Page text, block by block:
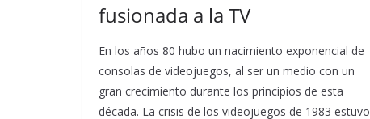
fusionada a la TV
En los años 80 hubo un nacimiento exponencial de
consolas de videojuegos, al ser un medio con un
gran crecimiento durante los principios de esta
década. La crisis de los videojuegos de 1983 estuvo